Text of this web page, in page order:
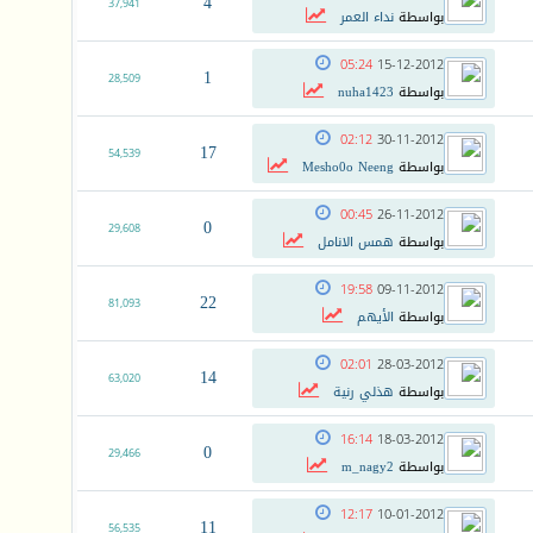
بواسطةنداء العمر
15-12-2012
05:24
بواسطة nuha1423
1
28,509
30-11-2012
02:12
بواسطةMesho0o Neeng
17
54,539
26-11-2012
00:45
بواسطة همس الانامل 0
29,608
09-11-2012
19:58
بواسطة الأيهم 22
81,093
28-03-2012
02:01
بواسطة هذلي رنية 14
63,020
18-03-2012
16:14
بواسطة m_nagy2
0
29,466
10-01-2012
12:17
56,535